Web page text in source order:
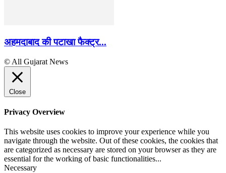
अहमदाबाद की पटाखा फैक्ट्र...
© All Gujarat News
Close
Privacy Overview
This website uses cookies to improve your experience while you
navigate through the website. Out of these cookies, the cookies that
are categorized as necessary are stored on your browser as they are
essential for the working of basic functionalities...
Necessary